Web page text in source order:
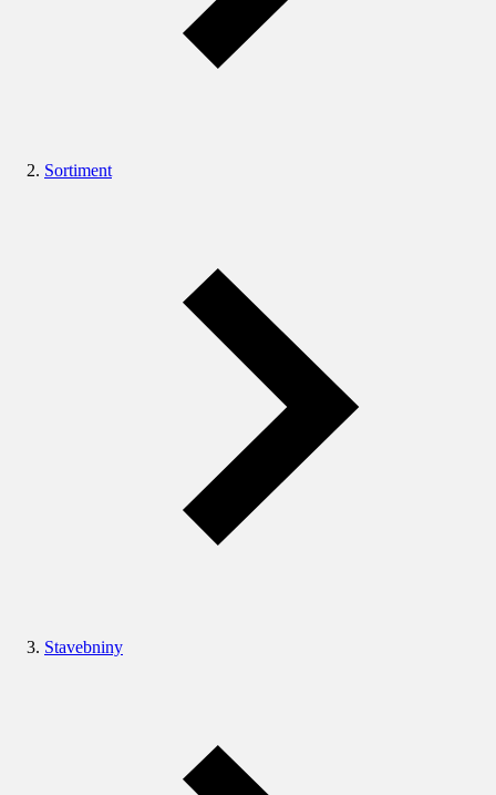
Sortiment
Stavebniny